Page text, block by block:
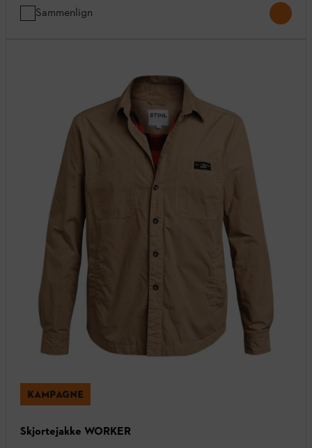
Sammenlign
KAMPAGNE
Skjortejakke WORKER